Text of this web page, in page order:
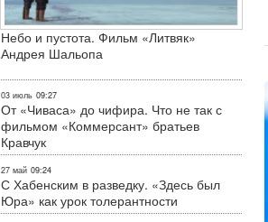
Небо и пустота. Фильм «Литвяк»
Андрея Шальопа
03 июль 09:27
От «Чиваса» до чифира. Что не так с
фильмом «Коммерсант» братьев
Кравчук
27 май 09:24
С Хабенским в разведку. «Здесь был
Юра» как урок толерантности